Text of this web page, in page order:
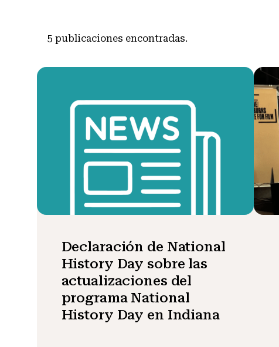
5 publicaciones encontradas.
Declaración de National
History Day sobre las
actualizaciones del
programa National
History Day en Indiana